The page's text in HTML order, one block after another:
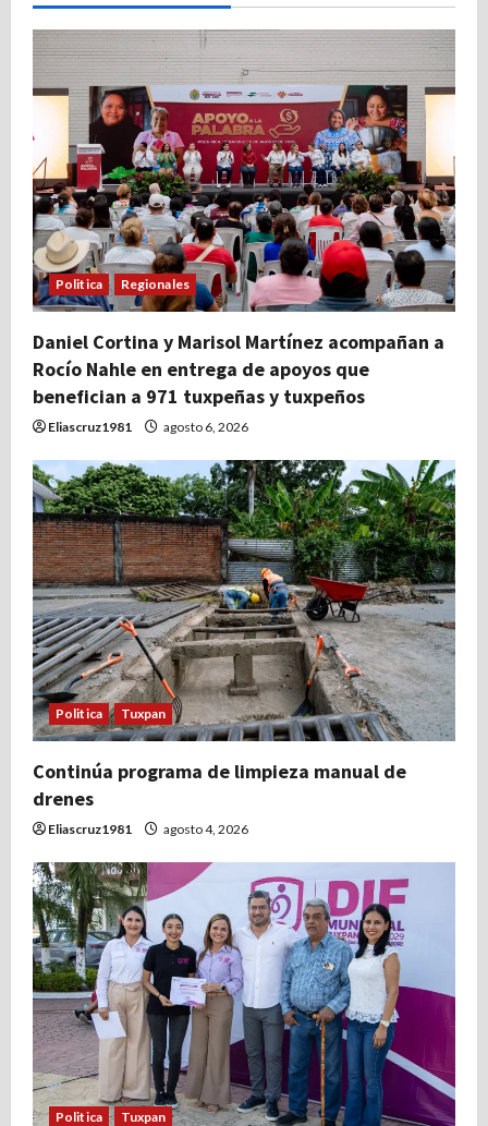
Politica Regionales
Daniel Cortina y Marisol Martínez acompañan a
Rocío Nahle en entrega de apoyos que
benefician a 971 tuxpeñas y tuxpeños
Eliascruz1981 agosto 6, 2026
Politica Tuxpan
Continúa programa de limpieza manual de
drenes
Eliascruz1981 agosto 4, 2026
Politica Tuxpan